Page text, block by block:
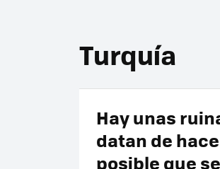
Turquía
Hay unas
datan de
posible que